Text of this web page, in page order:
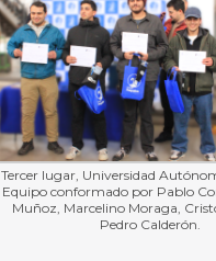
Tercer lugar, Universidad
Equipo conformado por Pablo
Muñoz, Marcelino Moraga,
Pedro Calderón.